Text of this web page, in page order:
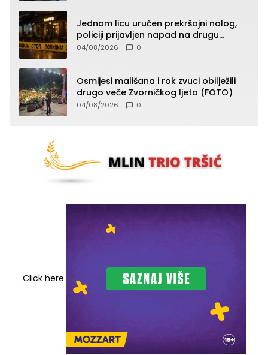
Jednom licu uručen prekršajni nalog,
policiji prijavljen napad na drugu
osobu!?
04/08/2026 0
Osmijesi mališana i rok zvuci obilježili
drugo veče Zvorničkog ljeta (FOTO)
04/08/2026 0
Click here